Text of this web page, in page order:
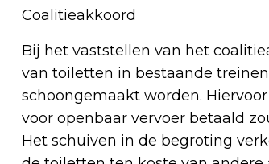
Coalitieakkoord
Bij het vaststellen van het
van toiletten in bestaande
schoongemaakt worden.
voor openbaar vervoer betaald
Het schuiven in de begroting